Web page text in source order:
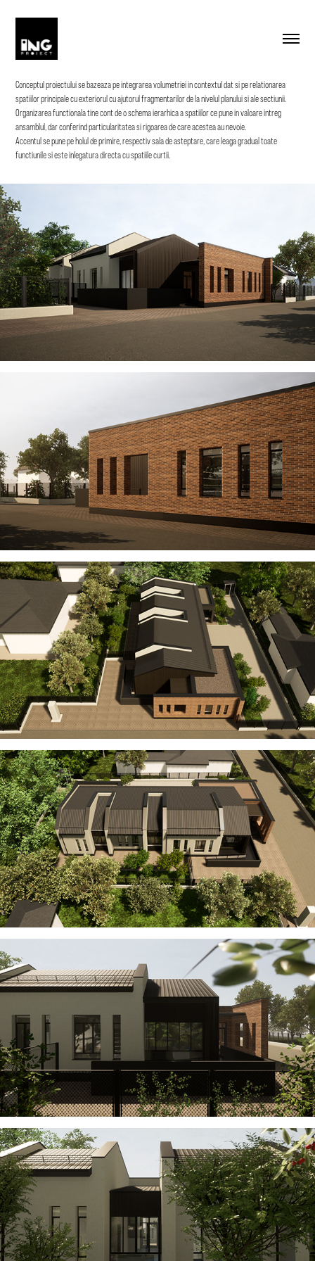
Conceptul proiectului se bazeaza pe integrarea volumetriei in contextul dat si pe relationarea
spatiilor principale cu exteriorul cu ajutorul fragmentarilor de la nivelul planului si ale sectiunii.
Organizarea functionala tine cont de o schema ierarhica a spatiilor ce pune in valoare intreg
ansamblul, dar conferind particularitatea si rigoarea de care acestea au nevoie.
Accentul se pune pe holul de primire, respectiv sala de asteptare, care leaga gradual toate
functiunile si este inlegatura directa cu spatiile curtii.